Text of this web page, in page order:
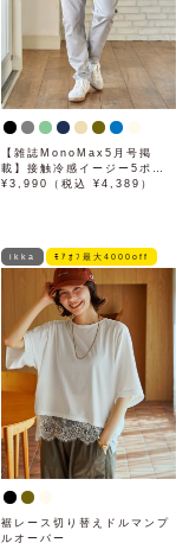
【雑誌MonoMax5月号掲
載】接触冷感イージー5ポケ
ット
¥3,990（税込 ¥4,389）
ikka ﾓｱｵﾌ最大4000off
裾レース切り替えドルマンプ
ルオーバー